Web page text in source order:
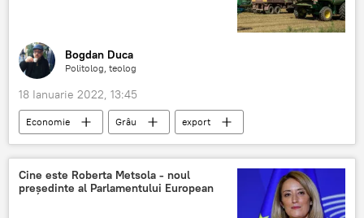
Bogdan Duca
Politolog, teolog
18 Ianuarie 2022, 13:45
Economie Grâu
export
România
Cine este Roberta Metsola - noul
președinte al Parlamentului European